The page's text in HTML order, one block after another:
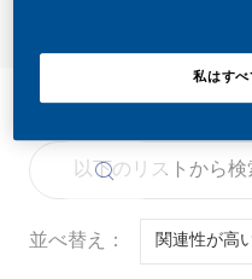
スモークフリー製品
the results are updated
以下のリストから検索
並べ替え：
私はすべ